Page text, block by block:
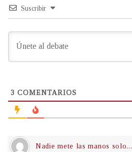
Suscribir
3 COMENTARIOS
Nadie mete las manos solo...